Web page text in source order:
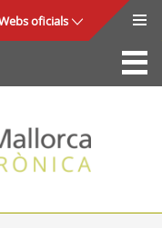
oficials
La Seu
Consell de Mallorca
Accés i seguretat
Utilitats